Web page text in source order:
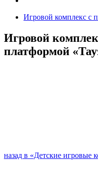
Игровой комплекс с
Игровой
платформой
назад в «Детские игровые